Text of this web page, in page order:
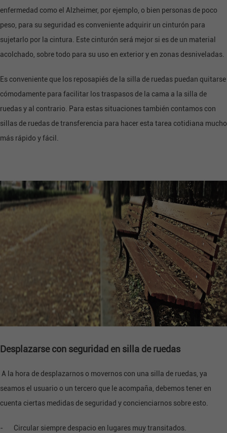
enfermedad como el Alzheimer, por ejemplo, o bien personas de poco
peso, para su seguridad es conveniente adquirir un cinturón para
sujetarlo por la cintura. Este cinturón será mejor si es de un material
acolchado, sobre todo para su uso en exterior y en zonas desniveladas.
Es conveniente que los reposapiés de la silla de ruedas puedan quitarse
cómodamente para facilitar los traspasos de la cama a la silla de
ruedas y al contrario. Para estas situaciones también contamos con
sillas de ruedas de transferencia para hacer esta tarea cotidiana mucho
más rápido y fácil.
Desplazarse con seguridad en silla de ruedas
A la hora de desplazarnos o movernos con una silla de ruedas, ya
seamos el usuario o un tercero que le acompaña, debemos tener en
cuenta ciertas medidas de seguridad y concienciarnos sobre esto.
- Circular siempre despacio en lugares muy transitados.